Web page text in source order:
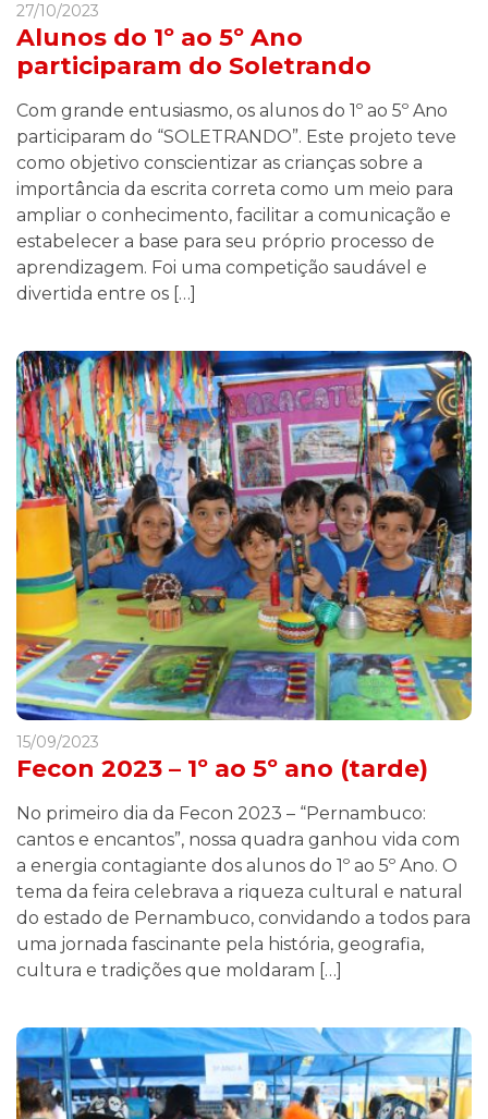
27/10/2023
Alunos do 1º ao 5º Ano
participaram do Soletrando
Com grande entusiasmo, os alunos do 1º ao 5º Ano
participaram do “SOLETRANDO”. Este projeto teve
como objetivo conscientizar as crianças sobre a
importância da escrita correta como um meio para
ampliar o conhecimento, facilitar a comunicação e
estabelecer a base para seu próprio processo de
aprendizagem. Foi uma competição saudável e
divertida entre os […]
15/09/2023
Fecon 2023 – 1º ao 5º ano (tarde)
No primeiro dia da Fecon 2023 – “Pernambuco:
cantos e encantos”, nossa quadra ganhou vida com
a energia contagiante dos alunos do 1º ao 5º Ano. O
tema da feira celebrava a riqueza cultural e natural
do estado de Pernambuco, convidando a todos para
uma jornada fascinante pela história, geografia,
cultura e tradições que moldaram […]